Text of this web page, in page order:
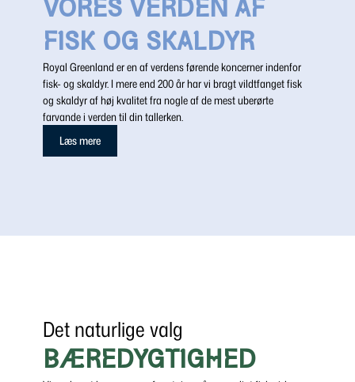
VORES VERDEN AF
FISK OG SKALDYR
Royal Greenland er en af verdens førende koncerner indenfor
fisk- og skaldyr. I mere end 200 år har vi bragt vildtfanget fisk
og skaldyr af høj kvalitet fra nogle af de mest uberørte
farvande i verden til din tallerken.
Læs mere
Det naturlige valg
BÆREDYGTIGHED